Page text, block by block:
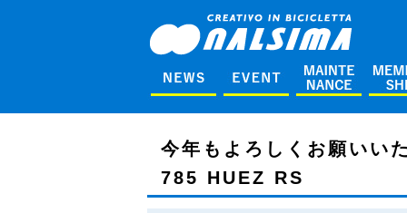
今年もよろしくお願い
785 HUEZ RS